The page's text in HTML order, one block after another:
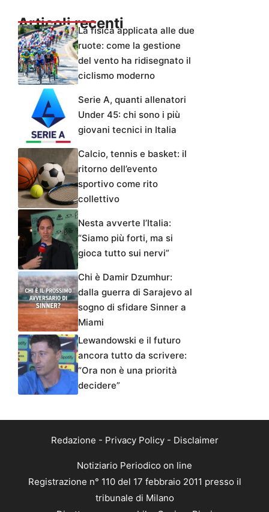
Articoli recentiLa fisica applicata alle due
ruote: come la gestione
del vento ha ridisegnato il
ciclismo moderno
Serie A, quanti allenatori
Under 45: chi sono i più
giovani tecnici in Italia
Calcio, tennis e basket: il
ritorno dell’evento
sportivo come rito
collettivo
Nesta avverte l’Italia:
“Siamo più forti, ma si
gioca tutto sui nervi”
Chi è Damir Dzumhur:
dalla guerra di Sarajevo al
sogno di sfidare Sinner a
Miami
Lewandowski e il futuro
ancora tutto da scrivere:
“Ora non è una priorità
decidere”
Redazione - Privacy Policy- Disclaimer
Notiziario Periodico on line
Registrazione n° 110 del 17 febbraio 2011 presso il
tribunale di Milano